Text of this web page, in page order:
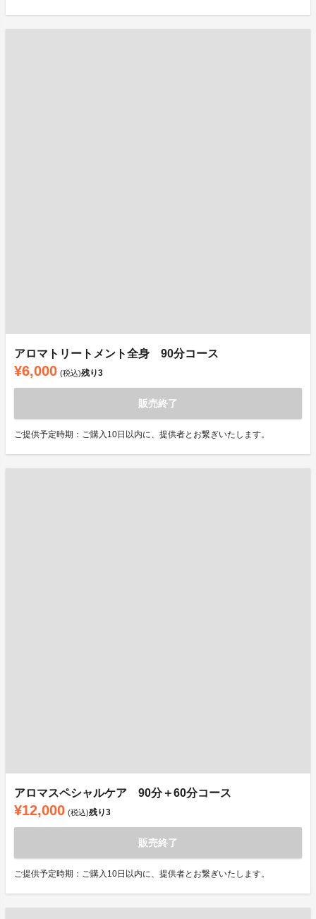
アロマトリートメント全身 90分コース
¥6,000 (税込)残り3
販売終了
ご提供予定時期：ご購入10日以内に、提供者とお繋ぎいたします。
アロマスペシャルケア 90分＋60分コース
¥12,000 (税込)残り3
販売終了
ご提供予定時期：ご購入10日以内に、提供者とお繋ぎいたします。